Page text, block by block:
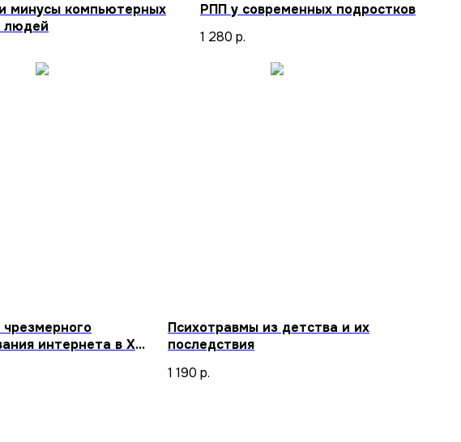
минусы компьютерных
людей
РПП у современных подростков
1 280 р.
интернета в XXI
Психотравмы из детства и их
последствия
1 190 р.